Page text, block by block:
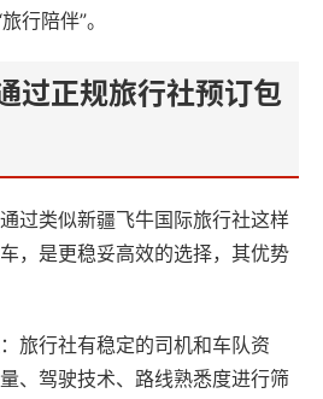
行陪伴”。
过正规旅行社预订包
过类似‌新疆飞牛国际旅行社‌这样
，是更稳妥高效的选择，其优势
旅行社有稳定的司机和车队资
、驾驶技术、路线熟悉度进行筛